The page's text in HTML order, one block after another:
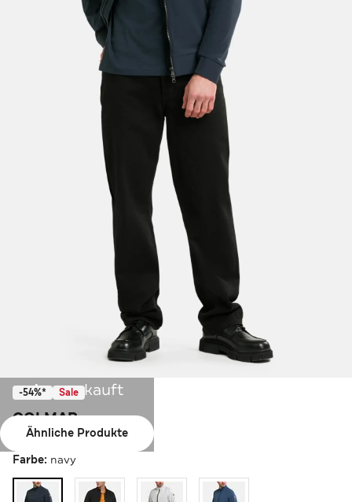
Ausverkauft
Ähnliche Produkte
-54%* Sale
COLMAR
Übergangsjacke navy
Farbe: navy